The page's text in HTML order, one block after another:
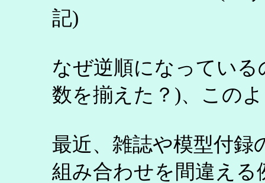
記)
なぜ逆順になってい
数を揃えた？)、この
最近、雑誌や模型付録
組み合わせを間違える